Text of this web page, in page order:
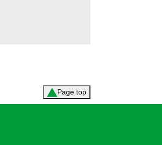
Page top